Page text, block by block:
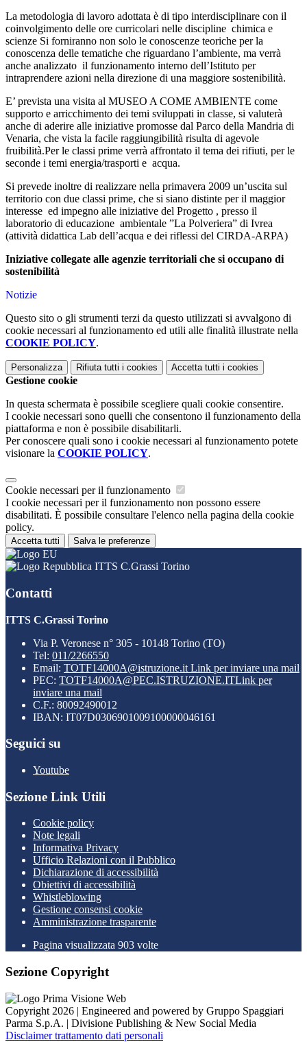
La metodologia di lavoro adottata è di tipo interdisciplinare con il
coinvolgimento delle ore curricolari nelle discipline chimica e
scienze Si forniranno non solo le conoscenze teoriche per la
conoscenza delle tematiche che riguardano l’ambiente, ma verrà
anche analizzato il funzionamento interno dell’Istituto per
intraprendere azioni nella direzione di una maggiore sostenibilità.
E’ prevista una visita al MUSEO A COME AMBIENTE come
supporto e arricchimento dei temi sviluppati in classe, si valuterà
anche di aderire alle iniziative promosse dal Parco della Mandria di
Venaria, che vista la facile raggiungibilità risulta di agevole
fruibilità.Per le classi prime verrà affrontato il tema dei rifiuti, per le
seconde i temi energia/trasporti e acqua.
Si prevede inoltre di realizzare nella primavera 2009 un’uscita sul
territorio con due classi prime, che si siano distinte per il maggior
interesse ed impegno alle iniziative del Progetto , presso il
laboratorio di educazione ambientale ”La Polveriera” di Ivrea
(attività didattica Lab dell’acqua e dei riflessi del CIRDA-ARPA)
Iniziative collegate alle agenzie territoriali che si occupano di
sostenibilità
Notizie
Questo sito o gli strumenti terzi da questo utilizzati si avvalgono di
cookie necessari al funzionamento ed utili alle finalità illustrate nella
COOKIE POLICY.
Personalizza Rifiuta tutti i cookies Accetta tutti i cookies
Gestione cookie
In questa schermata è possibile scegliere quali cookie consentire.
I cookie necessari sono quelli che consentono il funzionamento della
piattaforma e non è possibile disabilitarli.
Per conoscere quali sono i cookie necessari al funzionamento potete
visionare la COOKIE POLICY.
Cookie necessari per il funzionamento
I cookie necessari per il funzionamento non possono essere
disabilitati. È possibile consultare l'elenco nella pagina della cookie
policy.
Accetta tutti Salva le preferenze
ITTS C.Grassi Torino
Contatti
ITTS C.Grassi Torino
Via P. Veronese n° 305 - 10148 Torino (TO)
Tel: 011/2266550
Email: TOTF14000A@istruzione.it Link per inviare una mail
PEC: TOTF14000A@PEC.ISTRUZIONE.ITLink per
inviare una mail
C.F.: 80092490012
IBAN: IT07D0306901009100000046161
Seguici su
Youtube
Sezione Link Utili
Cookie policy
Note legali
Informativa Privacy
Ufficio Relazioni con il Pubblico
Dichiarazione di accessibilità
Obiettivi di accessibilità
Whistleblowing
Gestione consensi cookie
Amministrazione trasparente
Pagina visualizzata 903 volte
Sezione Copyright
Copyright 2026 | Engineered and powered by Gruppo Spaggiari
Parma S.p.A. | Divisione Publishing & New Social Media
Disclaimer trattamento dati personali